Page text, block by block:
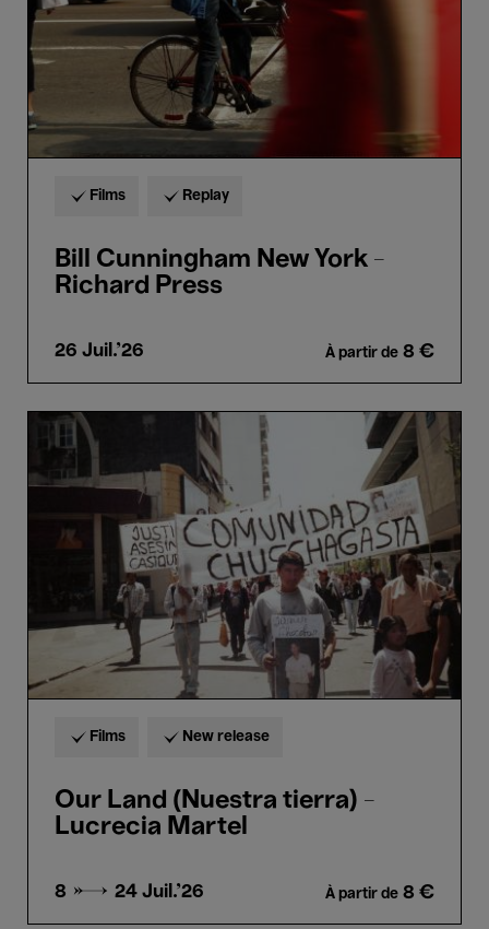
Films Replay
Bill Cunningham New York -
Richard Press
26 Juil.'26 À partir de 8 €
Our
tierra)
Martel
Films New release
Our Land (Nuestra tierra) -
Lucrecia Martel
8 → 24 Juil.'26 À partir de 8 €